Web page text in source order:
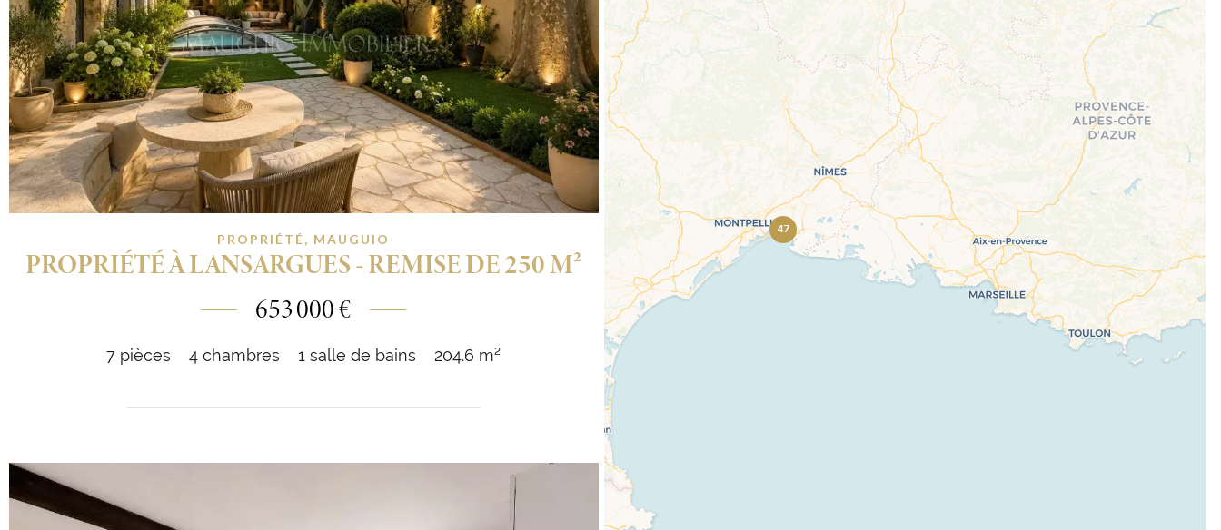
PROPRIÉTÉ, MAUGUIO
PROPRIÉTÉ À LANSARGUES - REMISE DE 250 M²
653 000 €
7 pièces 4 chambres 1 salle de bains 204.6 m²
47